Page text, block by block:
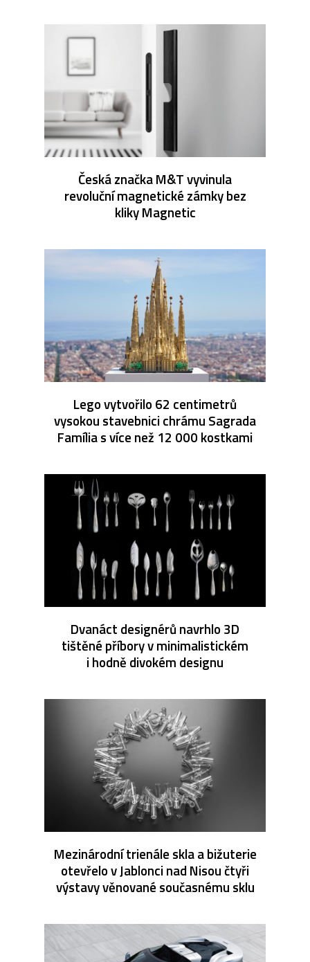
Česká značka M&T vyvinula
revoluční magnetické zámky bez
kliky Magnetic
Lego vytvořilo 62 centimetrů
vysokou stavebnici chrámu Sagrada
Família s více než 12 000 kostkami
Dvanáct designérů navrhlo 3D
tištěné příbory v minimalistickém
i hodně divokém designu
Mezinárodní trienále skla a bižuterie
otevřelo v Jablonci nad Nisou čtyři
výstavy věnované současnému sklu